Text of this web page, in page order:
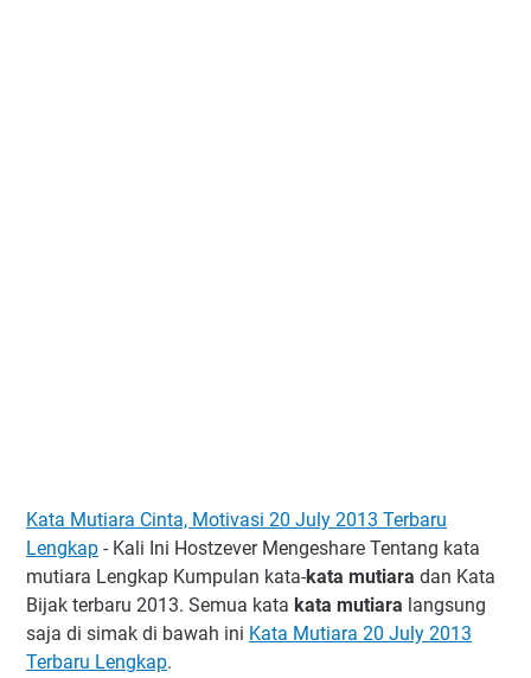
Kata Mutiara Cinta, Motivasi 20 July 2013 Terbaru
Lengkap - Kali Ini Hostzever Mengeshare Tentang kata
mutiara Lengkap Kumpulan kata-kata mutiara dan Kata
Bijak terbaru 2013. Semua kata kata mutiara langsung
saja di simak di bawah ini Kata Mutiara 20 July 2013
Terbaru Lengkap.